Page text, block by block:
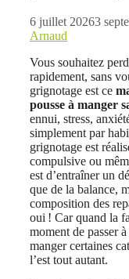
6 juillet 20263
Arnaud
Vous souhaitez
rapidement, sans
grignotage est ce
pousse à manger
ennui, stress,
simplement par
grignotage est
compulsive ou
est d’entraîner un
que de la balance,
composition des
oui ! Car quand la
moment de passer
manger certaines
l’est tout autant.